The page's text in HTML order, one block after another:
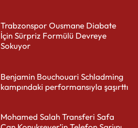
Trabzonspor Ousmane Diabate
İçin Sürpriz Formülü Devreye
Sokuyor
Benjamin Bouchouari Schladming
kampındaki performansıyla şaşırttı
Mohamed Salah Transferi Safa